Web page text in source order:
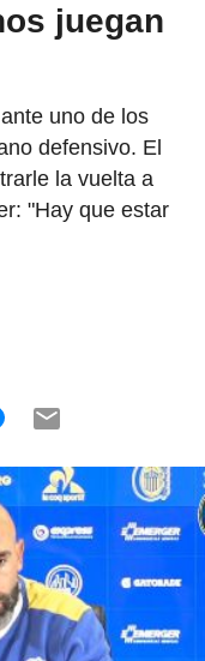
juegan
uno de los
defensivo. El
la vuelta a
"Hay que estar